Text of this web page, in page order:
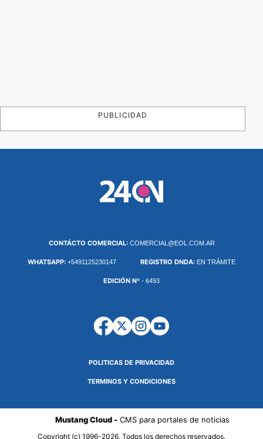
PUBLICIDAD
CONTÁCTO COMERCIAL: COMERCIAL@EOL.COM.AR
WHATSAPP: +5491125230147 REGISTRO DNDA: EN TRÁMITE
EDICIÓN Nº - 6493
POLITICAS DE PRIVACIDAD
TERMINOS Y CONDICIONES
Mustang Cloud -CMS para portales de noticias
Copyright (c) 1996-2026. Todos los derechos reservados.